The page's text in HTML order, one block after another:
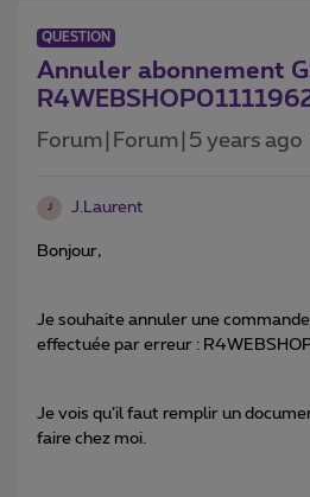
QUESTION
Annuler abonnement
Forum|Forum|5 years ago
J J.Laurent
Bonjour,
Je souhaite annuler une
effectuée par erreur :
Je vois qu’il faut remplir un
faire chez moi.